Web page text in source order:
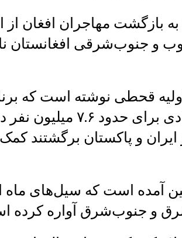
بازگشت مهاجران افغان از
و جنوب‌شرقی افغانستان
قحطی نوشته است که
ایران و پاکستان برگشتند
آمده است که سیل‌های ماه
شرق و جنوب‌شرق آواره کرده